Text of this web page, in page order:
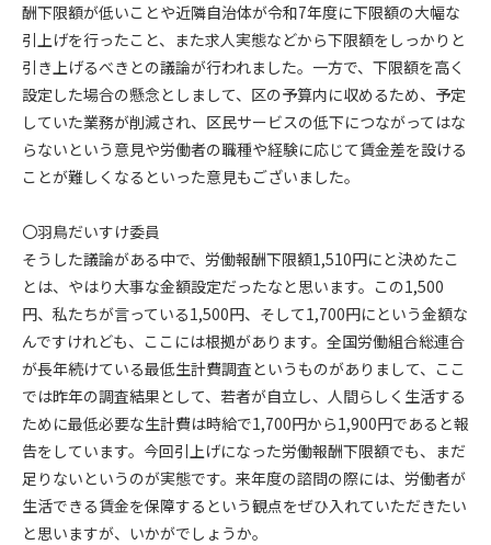
酬下限額が低いことや近隣自治体が令和7年度に下限額の大幅な
引上げを行ったこと、また求人実態などから下限額をしっかりと
引き上げるべきとの議論が行われました。一方で、下限額を高く
設定した場合の懸念としまして、区の予算内に収めるため、予定
していた業務が削減され、区民サービスの低下につながってはな
らないという意見や労働者の職種や経験に応じて賃金差を設ける
ことが難しくなるといった意見もございました。
〇羽鳥だいすけ委員
そうした議論がある中で、労働報酬下限額1,510円にと決めたこ
とは、やはり大事な金額設定だったなと思います。この1,500
円、私たちが言っている1,500円、そして1,700円にという金額な
んですけれども、ここには根拠があります。全国労働組合総連合
が長年続けている最低生計費調査というものがありまして、ここ
では昨年の調査結果として、若者が自立し、人間らしく生活する
ために最低必要な生計費は時給で1,700円から1,900円であると報
告をしています。今回引上げになった労働報酬下限額でも、まだ
足りないというのが実態です。来年度の諮問の際には、労働者が
生活できる賃金を保障するという観点をぜひ入れていただきたい
と思いますが、いかがでしょうか。